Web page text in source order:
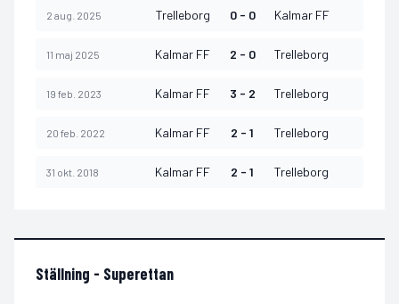
2 aug. 2025 Trelleborg 0 - 0 Kalmar FF
11 maj 2025 Kalmar FF 2 - 0 Trelleborg
19 feb. 2023 Kalmar FF 3 - 2 Trelleborg
20 feb. 2022 Kalmar FF 2 - 1 Trelleborg
31 okt. 2018 Kalmar FF 2 - 1 Trelleborg
Ställning - Superettan